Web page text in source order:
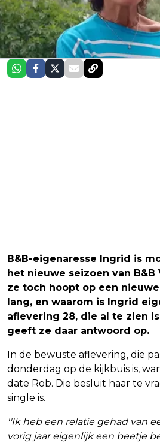
B&B-eigenaresse Ingrid is
het nieuwe seizoen van B&B
ze toch hoopt op een
lang, en waarom is Ingrid
aflevering 28, die al te zien
geeft ze daar antwoord op.
In de bewuste aflevering, die
donderdag op de kijkbuis is,
date Rob. Die besluit haar te
single is.
''Ik heb een relatie gehad van
vorig jaar eigenlijk een beetje